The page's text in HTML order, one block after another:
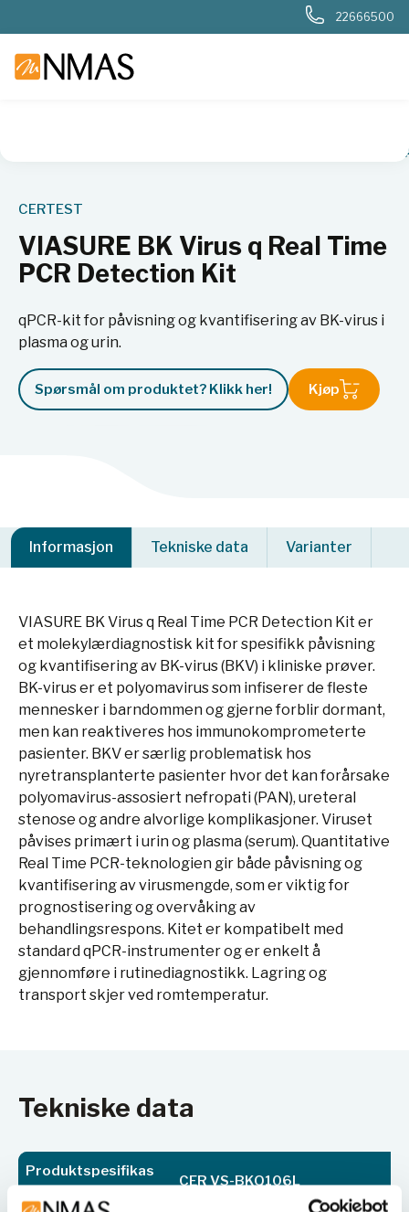
22666500
CERTEST
VIASURE BK Virus q Real Time
PCR Detection Kit
qPCR-kit for påvisning og kvantifisering av BK-virus i
plasma og urin.
Spørsmål om produktet? Klikk her! Kjøp
Informasjon Tekniske data Varianter
VIASURE BK Virus q Real Time PCR Detection Kit er
et molekylærdiagnostisk kit for spesifikk påvisning
og kvantifisering av BK-virus (BKV) i kliniske prøver.
BK-virus er et polyomavirus som infiserer de fleste
mennesker i barndommen og gjerne forblir dormant,
men kan reaktiveres hos immunokomprometerte
pasienter. BKV er særlig problematisk hos
nyretransplanterte pasienter hvor det kan forårsake
polyomavirus-assosiert nefropati (PAN), ureteral
stenose og andre alvorlige komplikasjoner. Viruset
påvises primært i urin og plasma (serum). Quantitative
Real Time PCR-teknologien gir både påvisning og
kvantifisering av virusmengde, som er viktig for
prognostisering og overvåking av
behandlingsrespons. Kitet er kompatibelt med
standard qPCR-instrumenter og er enkelt å
gjennomføre i rutinediagnostikk. Lagring og
transport skjer ved romtemperatur.
Tekniske data
Produktspesifikas
joner
CER VS-BKQ106L